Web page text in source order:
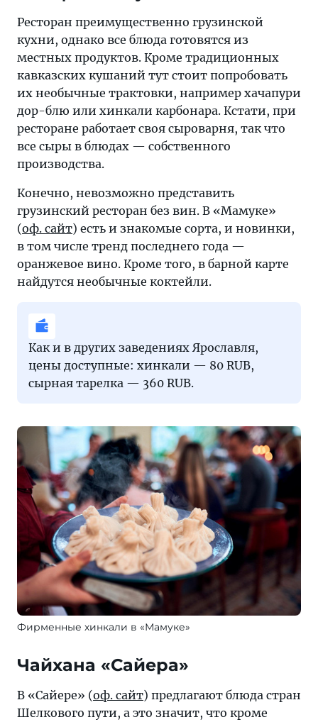
Ресторан преимущественно грузинской
кухни, однако все блюда готовятся из
местных продуктов. Кроме традиционных
кавказских кушаний тут стоит попробовать
их необычные трактовки, например хачапури
дор-блю или хинкали карбонара. Кстати, при
ресторане работает своя сыроварня, так что
все сыры в блюдах — собственного
производства.
Конечно, невозможно представить
грузинский ресторан без вин. В «Мамуке»
(оф. сайт) есть и знакомые сорта, и новинки,
в том числе тренд последнего года —
оранжевое вино. Кроме того, в барной карте
найдутся необычные коктейли.
Как и в других заведениях Ярославля,
цены доступные: хинкали — 80 RUB,
сырная тарелка — 360 RUB.
Фирменные хинкали в «Мамуке»
Чайхана «Сайера»
В «Сайере» (оф. сайт) предлагают блюда стран
Шелкового пути, а это значит, что кроме